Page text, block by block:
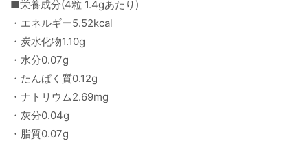
■栄養成分(4粒 1.4gあたり)
・エネルギー5.52kcal
・炭水化物1.10g
・水分0.07g
・たんぱく質0.12g
・ナトリウム2.69mg
・灰分0.04g
・脂質0.07g